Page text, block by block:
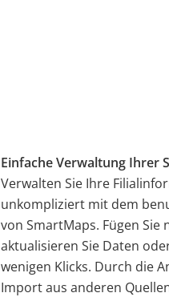
Einfache Verwaltung Ihrer
Verwalten Sie Ihre
unkompliziert mit dem
von SmartMaps. Fügen Sie
aktualisieren Sie Daten
wenigen Klicks. Durch die
Import aus anderen